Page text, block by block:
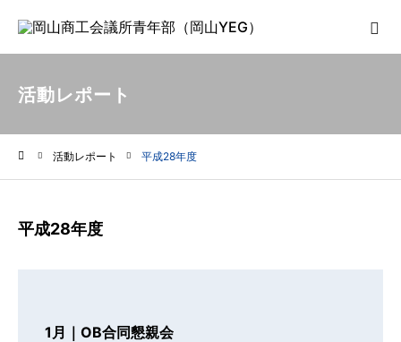
活動レポート
活動レポート 平成28年度
平成28年度
1月｜OB合同懇親会